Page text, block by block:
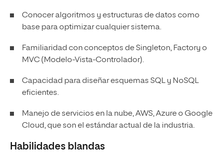
Conocer algoritmos y estructuras de datos como
base para optimizar cualquier sistema.
Familiaridad con conceptos de Singleton, Factory o
MVC (Modelo-Vista-Controlador).
Capacidad para diseñar esquemas SQLy NoSQL
eficientes.
Manejo de servicios en la nube, AWS, Azure o Google
Cloud, que son el estándar actual de la industria.
Habilidades blandas